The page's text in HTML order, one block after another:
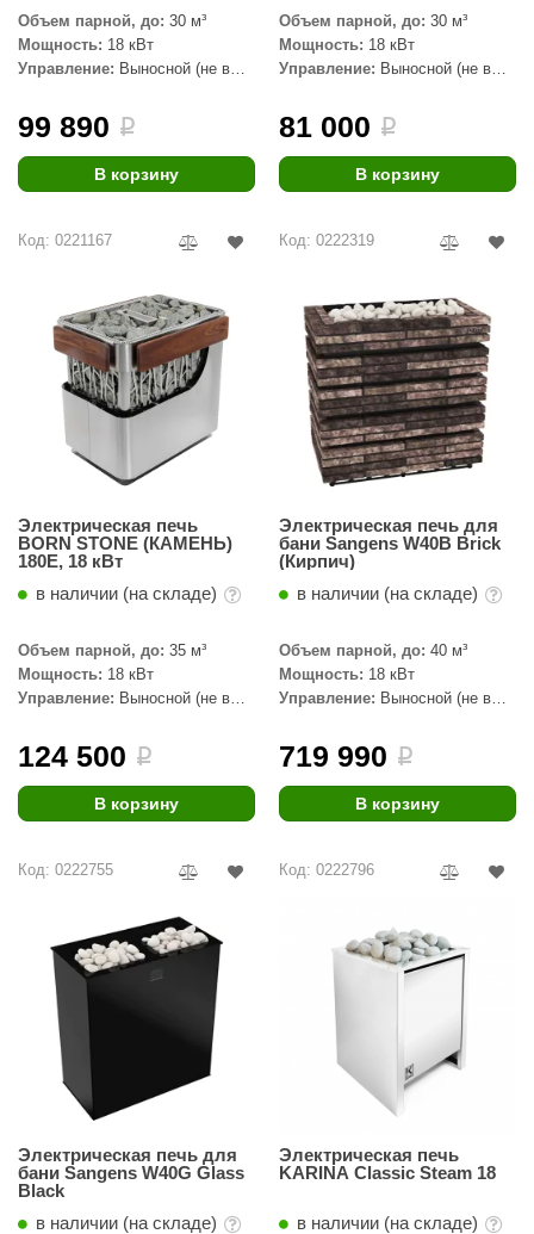
SAUNA
печи
тепла
камень
Объем парной, до: 30 м³
Мощность: 18 кВт
Управление: Выносной (не в
99 890 i
В корзину
Объем парной, до: 30 м³
Мощность: 18 кВт
Управление: Выносной (не в
81 000 i
В корзину
Код: 0221167
Электрическая печь
BORN STONE (КАМЕНЬ)
180E, 18 кВт
в наличии (на складе)
Объем парной, до: 35 м³
Мощность: 18 кВт
Управление: Выносной (не в
124 500 i
В корзину
Код: 0222319
Электрическая печь для
бани Sangens W40B Brick
(Кирпич)
в наличии (на складе)
Объем парной, до: 40 м³
Мощность: 18 кВт
Управление: Выносной (не в
719 990 i
В корзину
Код: 0222755
Электрическая печь для
бани Sangens W40G Glass
Black
в наличии (на складе)
Код: 0222796
Электрическая печь
KARINA Classic Steam 18
в наличии (на складе)